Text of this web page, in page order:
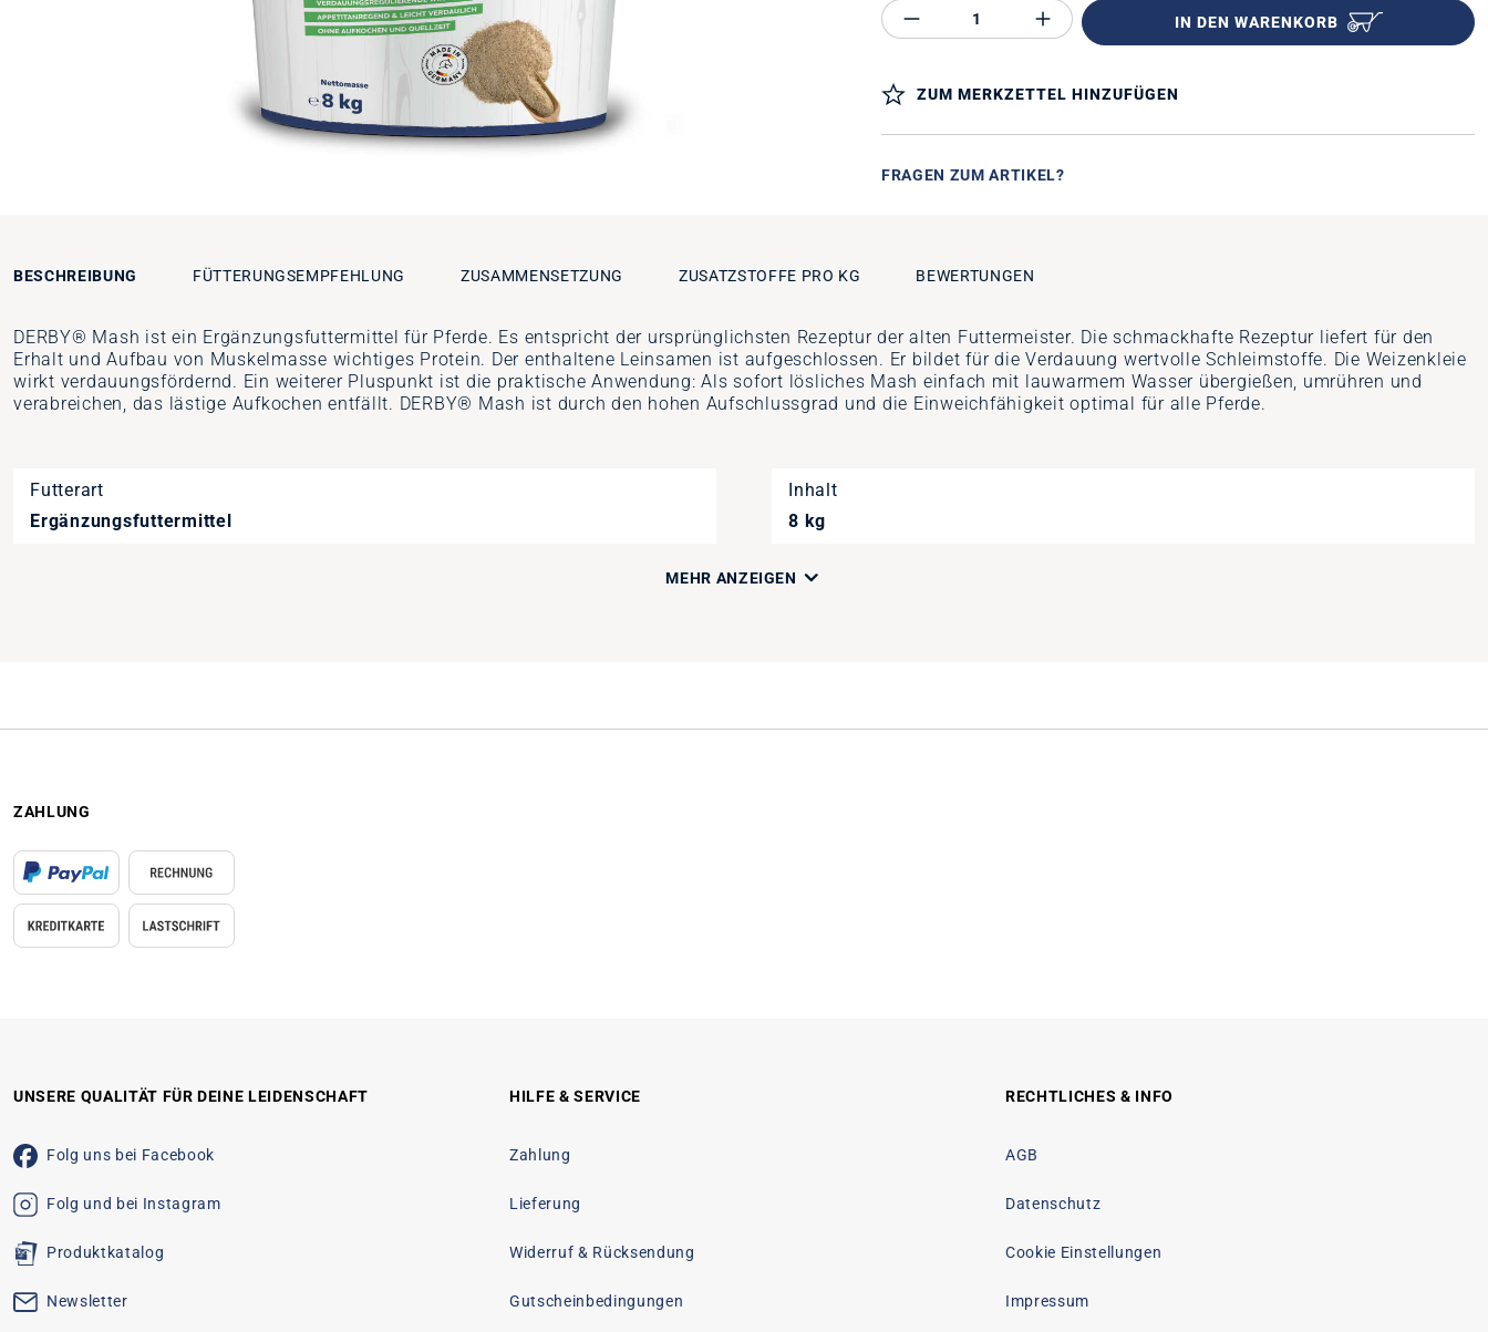
Produkt Anzahl des Produktes "%product%":
IN DEN WARENKORB
ZUM MERKZETTEL HINZUFÜGEN
FRAGEN ZUM ARTIKEL?
BESCHREIBUNG FÜTTERUNGSEMPFEHLUNG ZUSAMMENSETZUNG ZUSATZSTOFFE PRO KG BEWERTUNGEN
DERBY® Mash ist ein Ergänzungsfuttermittel für Pferde. Es entspricht der ursprünglichsten Rezeptur der alten Futtermeister. Die schmackhafte Rezeptur liefert für den
Erhalt und Aufbau von Muskelmasse wichtiges Protein. Der enthaltene Leinsamen ist aufgeschlossen. Er bildet für die Verdauung wertvolle Schleimstoffe. Die Weizenkleie
wirkt verdauungsfördernd. Ein weiterer Pluspunkt ist die praktische Anwendung: Als sofort lösliches Mash einfach mit lauwarmem Wasser übergießen, umrühren und
verabreichen, das lästige Aufkochen entfällt. DERBY® Mash ist durch den hohen Aufschlussgrad und die Einweichfähigkeit optimal für alle Pferde.
Futterart
Ergänzungsfuttermittel
Inhalt
8 kg
MEHR ANZEIGEN
ZAHLUNG
UNSERE QUALITÄT FÜR DEINE LEIDENSCHAFT
Folg uns bei Facebook
Folg und bei Instagram
Produktkatalog
Newsletter
HILFE & SERVICE
Zahlung
Lieferung
Widerruf & Rücksendung
Gutscheinbedingungen
RECHTLICHES & INFO
AGB
Datenschutz
Cookie Einstellungen
Impressum